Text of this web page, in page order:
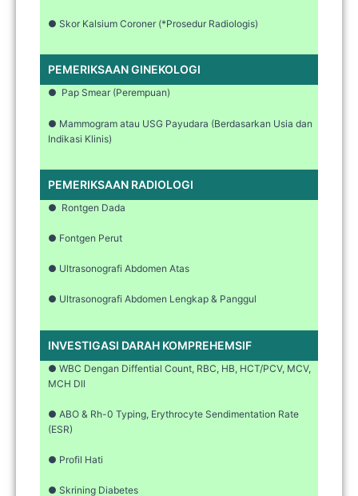
● Skor Kalsium Coroner (*Prosedur Radiologis)
PEMERIKSAAN GINEKOLOGI
● Pap Smear (Perempuan)
● Mammogram atau USG Payudara (Berdasarkan Usia dan
Indikasi Klinis)
PEMERIKSAAN RADIOLOGI
● Rontgen Dada
● Fontgen Perut
● Ultrasonografi Abdomen Atas
● Ultrasonografi Abdomen Lengkap & Panggul
INVESTIGASI DARAH KOMPREHEMSIF
● WBC Dengan Diffential Count, RBC, HB, HCT/PCV, MCV,
MCH Dll
● ABO & Rh-0 Typing, Erythrocyte Sendimentation Rate
(ESR)
● Profil Hati
● Skrining Diabetes